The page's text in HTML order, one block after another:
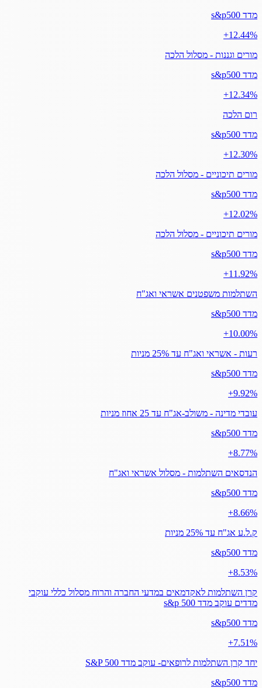
מדד s&p500
‎+12.44%
מורים וגננות - מסלול הלכה
מדד s&p500
‎+12.34%
רום הלכה
מדד s&p500
‎+12.30%
מורים תיכוניים - מסלול הלכה
מדד s&p500
‎+12.02%
מורים תיכוניים - מסלול הלכה
מדד s&p500
‎+11.92%
השתלמות משפטנים אשראי ואג"ח
מדד s&p500
‎+10.00%
רעות - אשראי ואג"ח עד 25% מניות
מדד s&p500
‎+9.92%
עובדי מדינה - משולב-אג"ח עד 25 אחוז מניות
מדד s&p500
‎+8.77%
הנדסאים השתלמות - מסלול אשראי ואג"ח
מדד s&p500
‎+8.66%
ק.ל.ע אג"ח עד 25% מניות
מדד s&p500
‎+8.53%
קרן השתלמות לאקדמאים במדעי החברה והרוח מסלול כללי עוקבי
מדדים עוקב מדד s&p 500
מדד s&p500
‎+7.51%
יחד קרן השתלמות לרופאים- עוקב מדד S&P 500
מדד s&p500